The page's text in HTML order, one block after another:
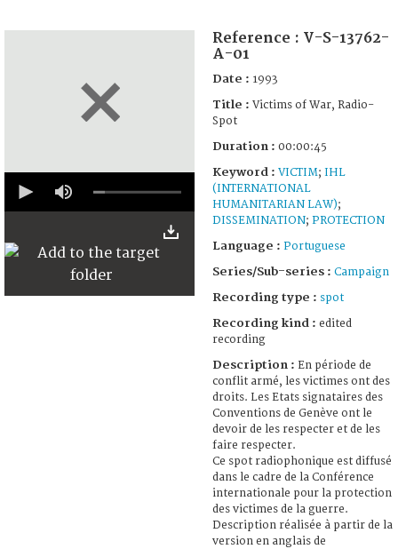
seconds
Reference : V-S-13762-
A-01
Date : 1993
Title : Victims of War, Radio-
Spot
Duration : 00:00:45
Keyword : VICTIM; IHL
(INTERNATIONAL
HUMANITARIAN LAW);
DISSEMINATION; PROTECTION
Language : Portuguese
Series/Sub-series : Campaign
Recording type : spot
Recording kind : edited
recording
Description : En période de
conflit armé, les victimes ont des
droits. Les Etats signataires des
Conventions de Genève ont le
devoir de les respecter et de les
faire respecter.
Ce spot radiophonique est diffusé
dans le cadre de la Conférence
internationale pour la protection
des victimes de la guerre.
Description réalisée à partir de la
version en anglais de